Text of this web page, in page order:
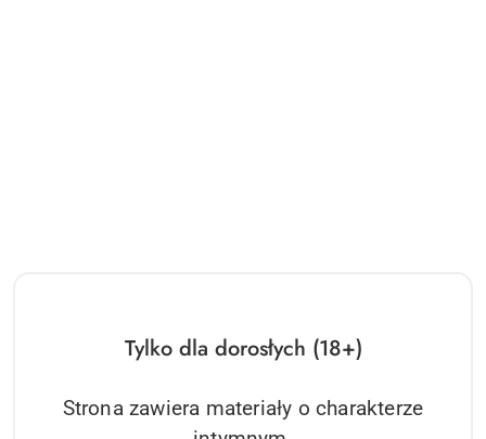
Tylko dla dorosłych (18+)
Strona zawiera materiały o charakterze